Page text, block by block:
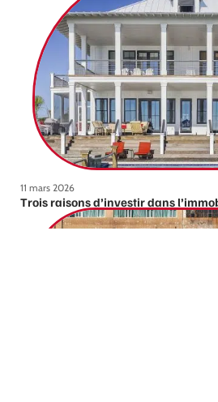
11 mars 2026
Trois raisons d’investir dans